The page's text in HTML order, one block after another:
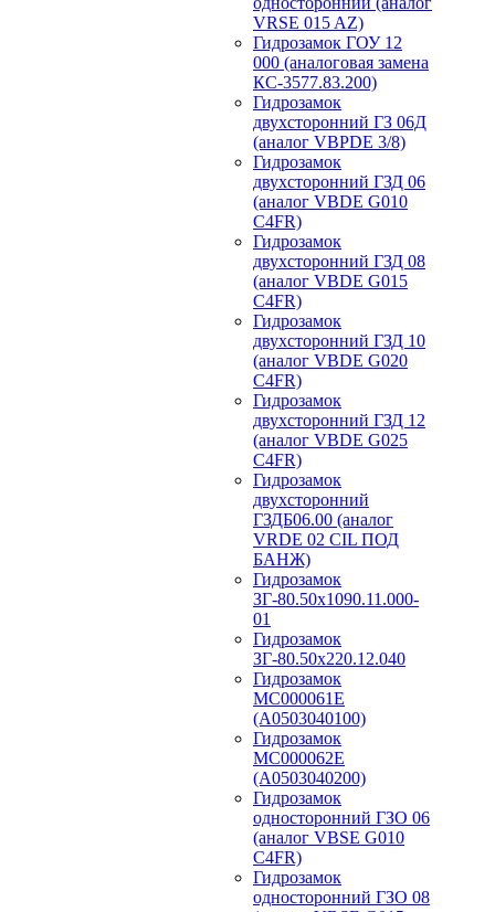
VRSE 015 AZ)
Гидрозамок ГОУ 12
000 (аналоговая замена
КС-3577.83.200)
Гидрозамок
двухсторонний ГЗ 06Д
(аналог VBPDE 3/8)
Гидрозамок
двухсторонний ГЗД 06
(аналог VBDE G010
C4FR)
Гидрозамок
двухсторонний ГЗД 08
(аналог VBDE G015
C4FR)
Гидрозамок
двухсторонний ГЗД 10
(аналог VBDE G020
C4FR)
Гидрозамок
двухсторонний ГЗД 12
(аналог VBDE G025
C4FR)
Гидрозамок
двухсторонний
ГЗДБ06.00 (аналог
VRDE 02 CIL ПОД
БАНЖ)
Гидрозамок
ЗГ-80.50х1090.11.000-
01
Гидрозамок
ЗГ-80.50х220.12.040
Гидрозамок
МС000061Е
(А0503040100)
Гидрозамок
МС000062Е
(А0503040200)
Гидрозамок
односторонний ГЗО 06
(аналог VBSE G010
C4FR)
Гидрозамок
односторонний ГЗО 08